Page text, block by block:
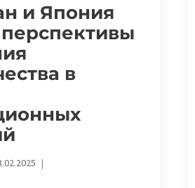
и Япония
в